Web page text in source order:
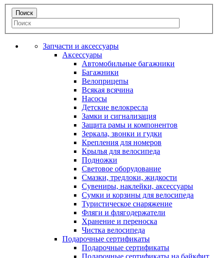
Запчасти и аксессуары
Аксессуары
Автомобильные багажники
Багажники
Велоприцепы
Всякая всячина
Насосы
Детские велокресла
Замки и сигнализация
Защита рамы и компонентов
Зеркала, звонки и гудки
Крепления для номеров
Крылья для велосипеда
Подножки
Световое оборудование
Смазки, тредлоки, жидкости
Сувениры, наклейки, аксессуары
Сумки и корзины для велосипеда
Туристическое снаряжение
Фляги и флягодержатели
Хранение и переноска
Чистка велосипеда
Подарочные сертификаты
Подарочные сертификаты
Подарочные сертификаты на байкфит